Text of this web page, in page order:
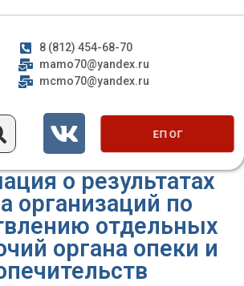
8 (812) 454-68-70
mamo70@yandex.ru
mcmo70@yandex.ru
ЕП ОГ
о результатах
организаций по
отдельных
органа опеки и